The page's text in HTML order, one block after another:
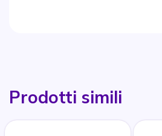
Prodotti simili